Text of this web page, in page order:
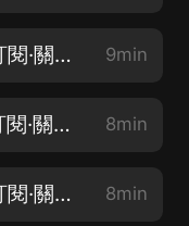
風水鋪 第006集(跪求月票·訂閱·關注·評論·點讚） 9min
風水鋪 第007集(跪求月票·訂閱·關注·評論·點讚） 8min
風水鋪 第008集(跪求月票·訂閱·關注·評論·點讚） 8min